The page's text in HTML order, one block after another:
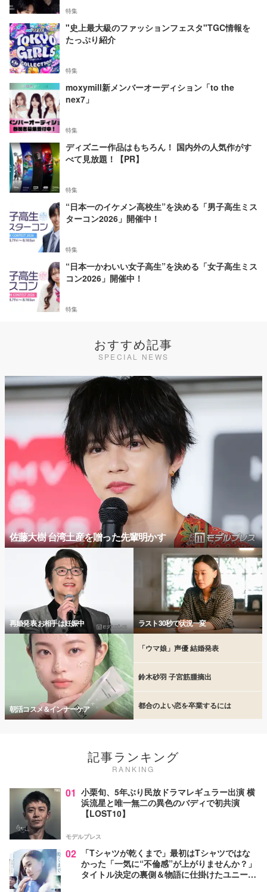
特集
"史上最大級のファッションフェスタ"TGC情報を
たっぷり紹介
特集
moxymill新メンバーオーディション「to the
nex7」
特集
ディズニー作品はもちろん！ 国内外の人気作がす
べて見放題！【PR】
特集
“日本一のイケメン高校生”を決める「男子高生ミス
ターコン2026」開催中！
特集
“日本一かわいい女子高生”を決める「女子高生ミス
コン2026」開催中！
特集
おすすめ記事
SPECIAL NEWS
佐藤大樹 台湾土産を贈った先輩明かす
再婚発表 お相手は妊娠中 ラスト30秒で状況一変
朝活コスメ＆インナーケア
「ウマ娘」声優 結婚発表
鈴木砂羽 子宮筋腫摘出
都合のよい恋を卒業するには
記事ランキング
RANKING
01 小栗旬、5年ぶり民放ドラマレギュラー出演 横
浜流星と唯一無二の異色のバディで初共演
【LOST10】
モデルプレス
02
「Tシャツが乾くまで」最初はTシャツではな
かった「一気に“不倫感”が上がりませんか？」
タイトル決定の裏側＆物語に仕掛けたユニーク